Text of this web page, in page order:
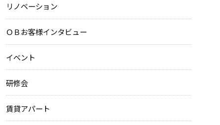
リノベーション
ＯＢお客様インタビュー
イベント
研修会
賃貸アパート